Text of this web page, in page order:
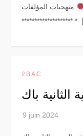
********************
2BAC